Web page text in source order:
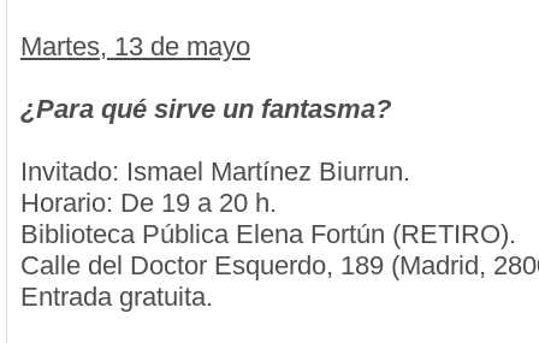
Martes, 13 de mayo
¿Para qué sirve un fantasma?
Invitado: Ismael Martínez Biurrun.
Horario: De 19 a 20 h.
Biblioteca Pública Elena Fortún (RETIRO).
Calle del Doctor Esquerdo, 189 (Madrid,
Entrada gratuita.